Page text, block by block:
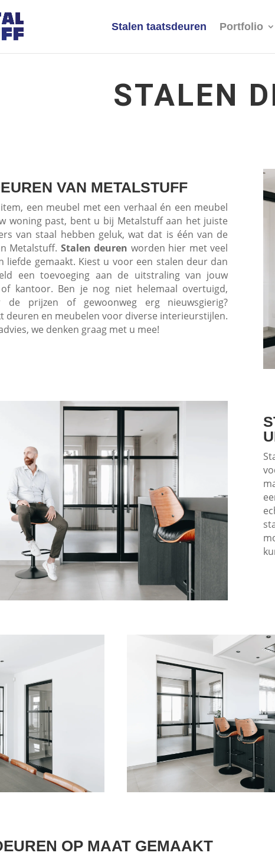
Stalen taatsdeuren Portfolio
STALEN
VAN METALSTUFF
een meubel met een verhaal én een meubel
woning past, bent u bij Metalstuff aan het juiste
van staal hebben geluk, wat dat is één van de
Metalstuff. Stalen deuren worden hier met veel
liefde gemaakt. Kiest u voor een stalen deur dan
een toevoeging aan de uitstraling van jouw
kantoor. Ben je nog niet helemaal overtuigd,
de prijzen of gewoonweg erg nieuwsgierig?
deuren en meubelen voor diverse interieurstijlen.
we denken graag met u mee!
OP MAAT GEMAAKT